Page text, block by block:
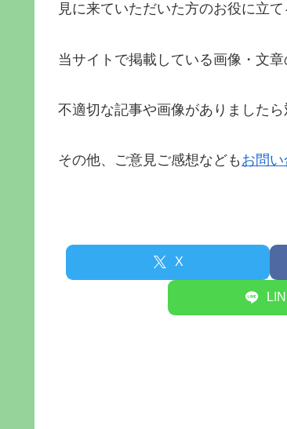
見に来ていただいた方のお役に立て
当サイトで掲載している画像・文
不適切な記事や画像がありました
その他、ご意見ご感想なども お問
X